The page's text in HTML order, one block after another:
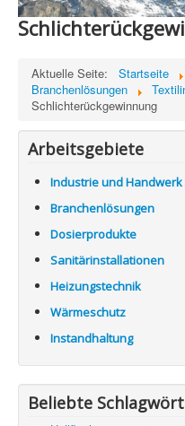
Startseite (Übersicht)
Arbeitsgebiete
Technologien
Information
Produkte & Services
Aktuelle Seite: Startseite
Branchenlösungen
Schlichterückgewinnung
Arbeitsgebiete
Industrie und Handwerk
Branchenlösungen
Dosierprodukte
Sanitärinstallationen
Heizungstechnik
Wärmeschutz
Instandhaltung
Beliebte